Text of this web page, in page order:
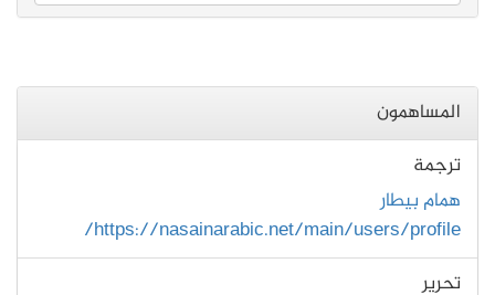
المساهمون
ترجمة
همام بيطار
https://nasainarabic.net/main/users/profile/
تحرير